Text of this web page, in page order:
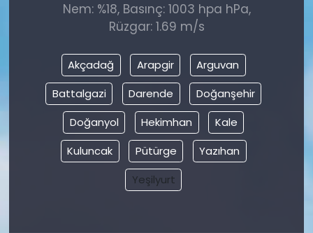
Nem: %18, Basınç: 1003 hpa hPa,
Rüzgar: 1.69 m/s
Akçadağ Arapgir
Arguvan
Battalgazi
Darende
Doğanşehir
Doğanyol
Hekimhan
Kale
Kuluncak
Pütürge
Yazıhan
Yeşilyurt